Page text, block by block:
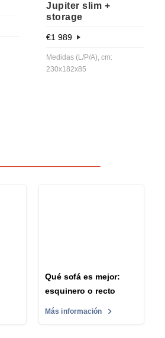
Jupiter slim +
storage
€1 989
Medidas (L/P/A), cm:
230x182x85
Qué sofá es mejor:
esquinero o recto
Más información